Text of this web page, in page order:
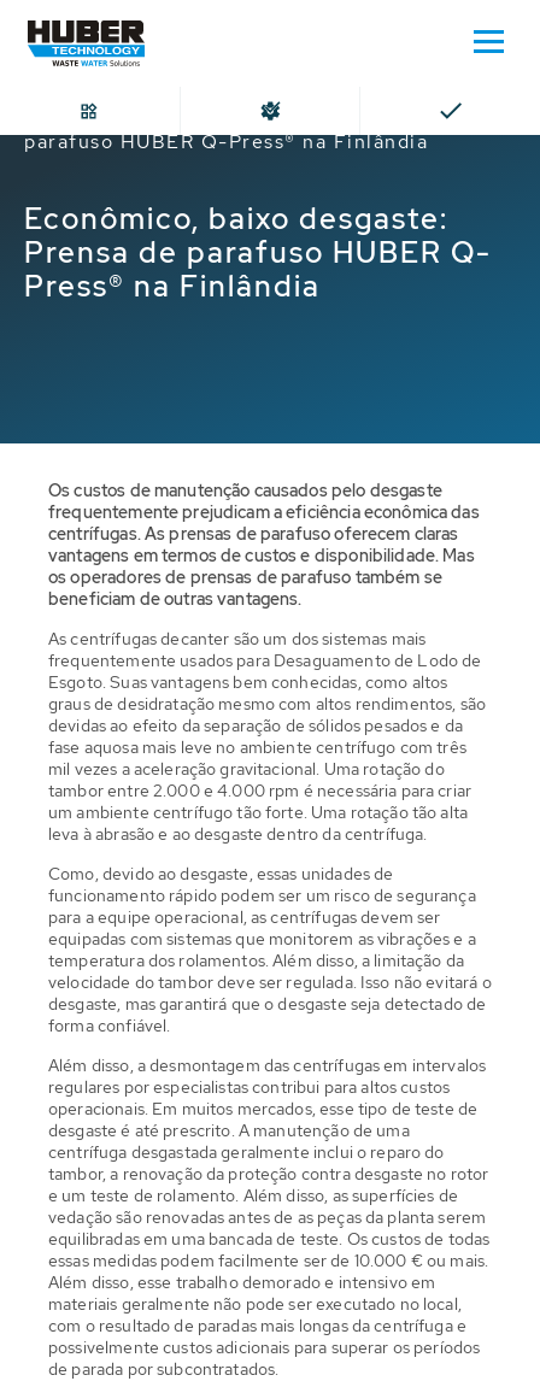
Home
Econômico, baixo desgaste: Prensa de
parafuso HUBER Q-Press® na Finlândia
Econômico, baixo desgaste:
Prensa de parafuso HUBER Q-
Press® na Finlândia
Os custos de manutenção causados pelo desgaste
frequentemente prejudicam a eficiência econômica das
centrífugas. As prensas de parafuso oferecem claras
vantagens em termos de custos e disponibilidade. Mas
os operadores de prensas de parafuso também se
beneficiam de outras vantagens.
As centrífugas decanter são um dos sistemas mais
frequentemente usados para Desaguamento de Lodo de
Esgoto. Suas vantagens bem conhecidas, como altos
graus de desidratação mesmo com altos rendimentos, são
devidas ao efeito da separação de sólidos pesados e da
fase aquosa mais leve no ambiente centrífugo com três
mil vezes a aceleração gravitacional. Uma rotação do
tambor entre 2.000 e 4.000 rpm é necessária para criar
um ambiente centrífugo tão forte. Uma rotação tão alta
leva à abrasão e ao desgaste dentro da centrífuga.
Como, devido ao desgaste, essas unidades de
funcionamento rápido podem ser um risco de segurança
para a equipe operacional, as centrífugas devem ser
equipadas com sistemas que monitorem as vibrações e a
temperatura dos rolamentos. Além disso, a limitação da
velocidade do tambor deve ser regulada. Isso não evitará o
desgaste, mas garantirá que o desgaste seja detectado de
forma confiável.
Além disso, a desmontagem das centrífugas em intervalos
regulares por especialistas contribui para altos custos
operacionais. Em muitos mercados, esse tipo de teste de
desgaste é até prescrito. A manutenção de uma
centrífuga desgastada geralmente inclui o reparo do
tambor, a renovação da proteção contra desgaste no rotor
e um teste de rolamento. Além disso, as superfícies de
vedação são renovadas antes de as peças da planta serem
equilibradas em uma bancada de teste. Os custos de todas
essas medidas podem facilmente ser de 10.000 € ou mais.
Além disso, esse trabalho demorado e intensivo em
materiais geralmente não pode ser executado no local,
com o resultado de paradas mais longas da centrífuga e
possivelmente custos adicionais para superar os períodos
de parada por subcontratados.